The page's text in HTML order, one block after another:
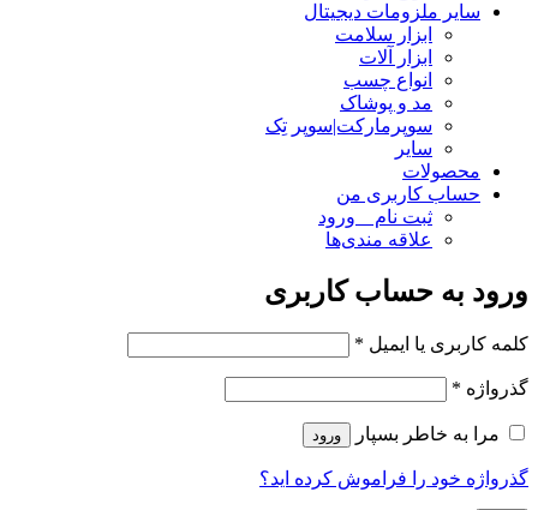
سایر ملزومات دیجیتال
ابزار سلامت
ابزار آلات
انواع چسب
مد و پوشاک
سوپرمارکت|سوپر تِک
سایر
محصولات
حساب کاربری من
ثبت نام _ ورود
علاقه مندی‌ها
ورود به حساب کاربری
کلمه کاربری یا ایمیل *
گذرواژه *
مرا به خاطر بسپار ورود
گذرواژه خود را فراموش کرده اید؟